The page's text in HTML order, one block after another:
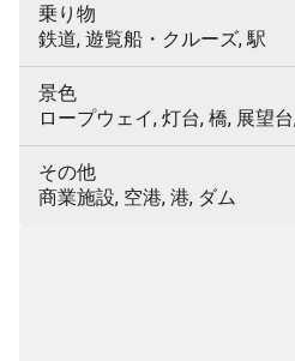
乗り物
鉄道, 遊覧船・クルーズ, 駅
景色
ロープウェイ, 灯台, 橋, 展望
その他
商業施設, 空港, 港, ダム